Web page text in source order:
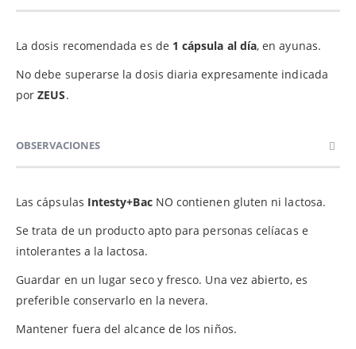
La dosis recomendada es de 1 cápsula al día, en ayunas.
No debe superarse la dosis diaria expresamente indicada
porZEUS.
OBSERVACIONES
Las cápsulas Intesty+Bac NO contienen gluten ni lactosa.
Se trata de un producto apto para personas celíacas e
intolerantes a la lactosa.
Guardar en un lugar seco y fresco. Una vez abierto, es
preferible conservarlo en la nevera.
Mantener fuera del alcance de los niños.